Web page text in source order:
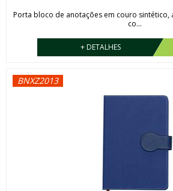
Porta bloco de anotações em couro sintético,
co...
+ DETALHES
BNXZ2013